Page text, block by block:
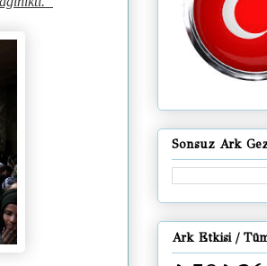
Sonsuz Ark
Ark Etkisi /